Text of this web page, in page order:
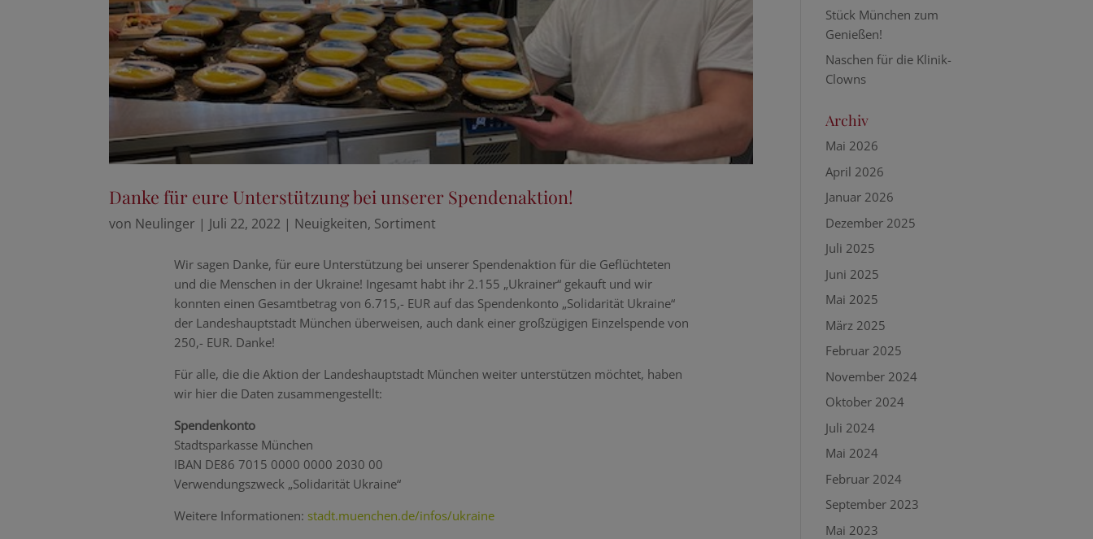
Danke für eure Unterstützung bei unserer Spendenaktion!
von Neulinger | Juli 22, 2022 | Neuigkeiten, Sortiment
Wir sagen Danke, für eure Unterstützung bei unserer Spendenaktion für die Geflüchteten
und die Menschen in der Ukraine! Ingesamt habt ihr 2.155 „Ukrainer“ gekauft und wir
konnten einen Gesamtbetrag von 6.715,- EUR auf das Spendenkonto „Solidarität Ukraine“
der Landeshauptstadt München überweisen, auch dank einer großzügigen Einzelspende von
250,- EUR. Danke!
Für alle, die die Aktion der Landeshauptstadt München weiter unterstützen möchtet, haben
wir hier die Daten zusammengestellt:
Spendenkonto
Stadtsparkasse München
IBAN DE86 7015 0000 0000 2030 00
Verwendungszweck „Solidarität Ukraine“
Weitere Informationen: stadt.muenchen.de/infos/ukraine
Stück München zum
Genießen!
Naschen für die Klinik-
Clowns
Archiv
Mai 2026
April 2026
Januar 2026
Dezember 2025
Juli 2025
Juni 2025
Mai 2025
März 2025
Februar 2025
November 2024
Oktober 2024
Juli 2024
Mai 2024
Februar 2024
September 2023
Mai 2023